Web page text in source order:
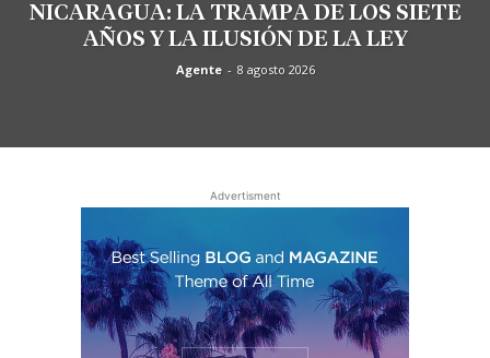
NICARAGUA: LA TRAMPA DE LOS SIETE
AÑOS Y LA ILUSIÓN DE LA LEY
Agente - 8 agosto 2026
Advertisment